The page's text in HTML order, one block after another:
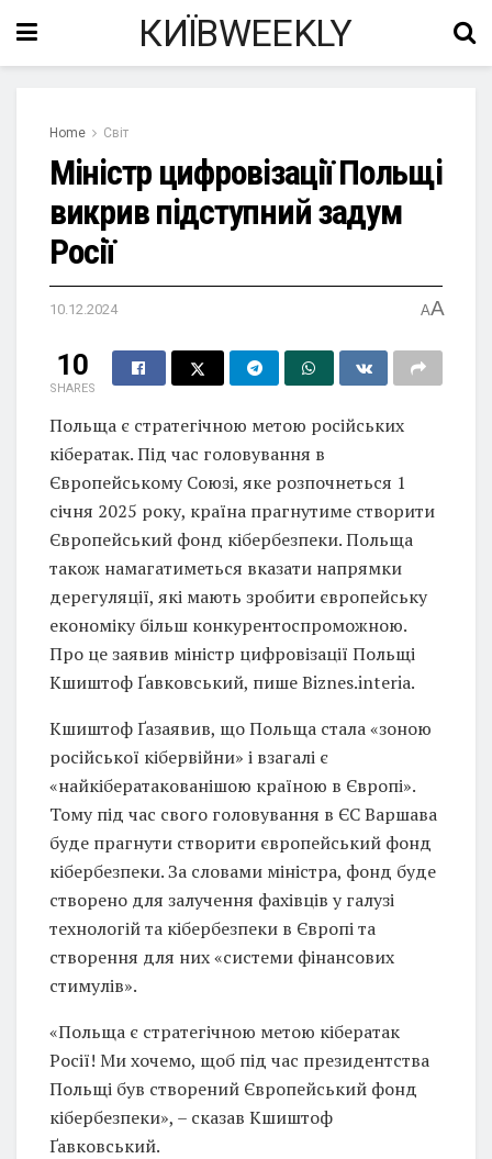
КИЇВWEEKLY
Home Світ
Міністр цифровізації Польщі
викрив підступний задум
Росії
10.12.2024 AA
10
SHARES
Польща є стратегічною метою російських
кібератак. Під час головування в
Європейському Союзі, яке розпочнеться 1
січня 2025 року, країна прагнутиме створити
Європейський фонд кібербезпеки. Польща
також намагатиметься вказати напрямки
дерегуляції, які мають зробити європейську
економіку більш конкурентоспроможною.
Про це заявив міністр цифровізації Польщі
Кшиштоф Ґавковський, пише Biznes.interia.
Кшиштоф Ґазаявив, що Польща стала «зоною
російської кібервійни» і взагалі є
«найкібератакованішою країною в Європі».
Тому під час свого головування в ЄС Варшава
буде прагнути створити європейський фонд
кібербезпеки. За словами міністра, фонд буде
створено для залучення фахівців у галузі
технологій та кібербезпеки в Європі та
створення для них «системи фінансових
стимулів».
«Польща є стратегічною метою кібератак
Росії! Ми хочемо, щоб під час президентства
Польщі був створений Європейський фонд
кібербезпеки», – сказав Кшиштоф
Ґавковський.